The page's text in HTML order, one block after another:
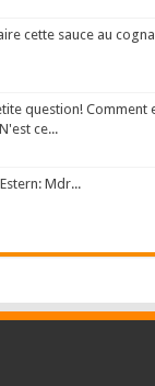
cette sauce au
question!
ce...
Mdr...